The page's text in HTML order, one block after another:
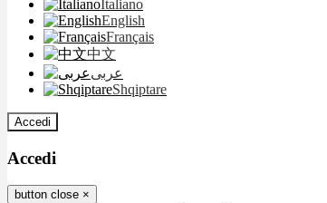
Italiano
English
Français
中文
عربى
Shqiptare
Accedi
Accedi
button close ×